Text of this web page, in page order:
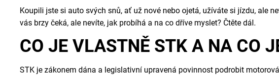
Koupili jste si auto svých snů, ať už nové nebo ojetá, užíváte si jízdu, ale
vás brzy čeká, ale nevíte, jak probíhá a na co dříve myslet? Čtěte dál.
CO JE VLASTNĚ STK A NA CO
STK je zákonem dána a legislativní upravená povinnost podrobit